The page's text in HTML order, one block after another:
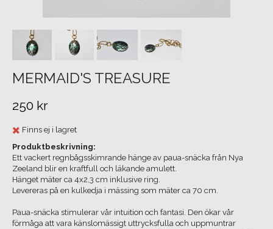
MERMAID'S TREASURE
250 kr
Finns ej i lagret
Produktbeskrivning:
Ett vackert regnbågsskimrande hänge av paua-snäcka från Nya
Zeeland blir en kraftfull och läkande amulett.
Hänget mäter ca 4x2,3 cm inklusive ring.
Levereras på en kulkedja i mässing som mäter ca 70 cm.
Paua-snäcka stimulerar vår intuition och fantasi. Den ökar vår
förmåga att vara känslomässigt uttrycksfulla och uppmuntrar